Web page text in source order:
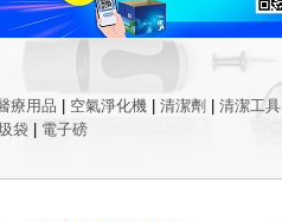
療用品 空氣淨化機 清潔劑 清潔工具
袋 電子磅